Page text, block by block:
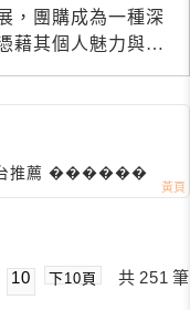
，團購成為一種深
藉其個人魅力與精
台推薦 ������
10 下10頁 共 251 筆